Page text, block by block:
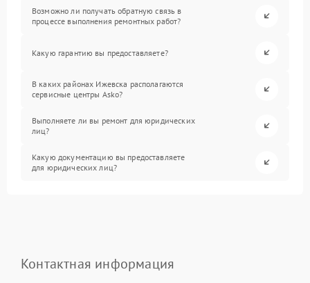
Возможно ли получать обратную связь в
процессе выполнения ремонтных работ?
Какую гарантию вы предоставляете?
В каких районах Ижевска располагаются
сервисные центры Asko?
Выполняете ли вы ремонт для юридических
лиц?
Какую документацию вы предоставляете
для юридических лиц?
Контактная информация